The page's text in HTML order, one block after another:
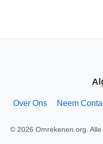
Over Ons Neem
© 2026 Omrekenen.org.